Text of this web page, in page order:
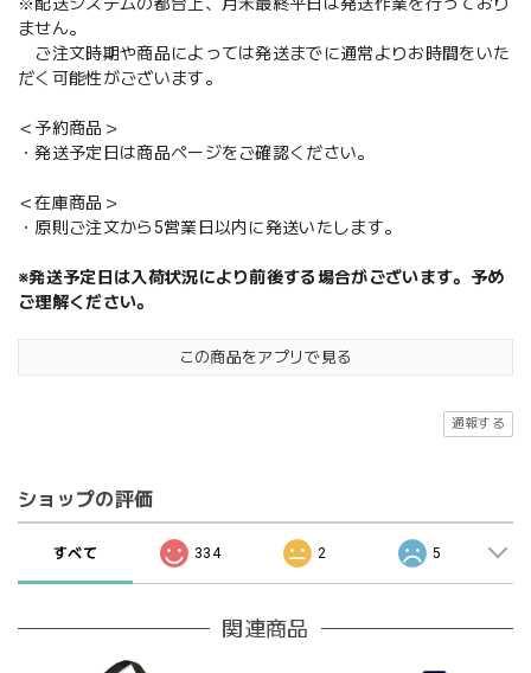
ません。
ご注文時期や商品によっては発送までに通常よりお時間をいた
だく可能性がございます。
＜予約商品＞
・発送予定日は商品ページをご確認ください。
＜在庫商品＞
・原則ご注文から5営業日以内に発送いたします。
※発送予定日は入荷状況により前後する場合がございます。予め
ご理解ください。
この商品をアプリで見る
通報する
ショップの評価
すべて 334 2 5
関連商品